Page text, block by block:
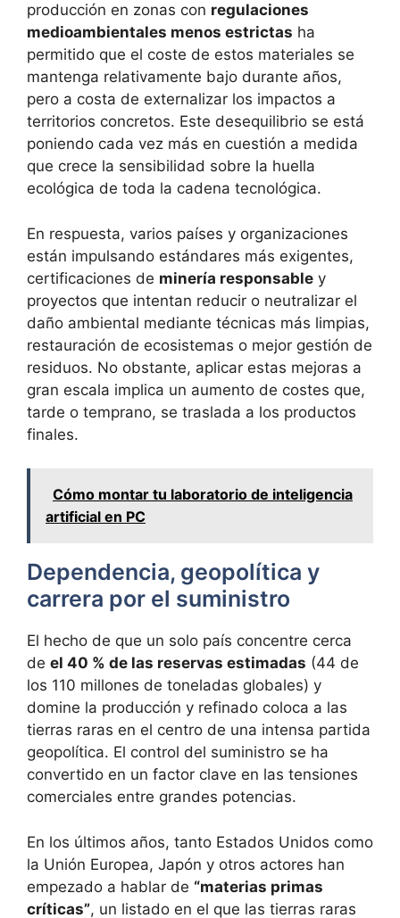
producción en zonas con regulaciones
medioambientales menos estrictas ha
permitido que el coste de estos materiales se
mantenga relativamente bajo durante años,
pero a costa de externalizar los impactos a
territorios concretos. Este desequilibrio se está
poniendo cada vez más en cuestión a medida
que crece la sensibilidad sobre la huella
ecológica de toda la cadena tecnológica.
En respuesta, varios países y organizaciones
están impulsando estándares más exigentes,
certificaciones de minería responsable y
proyectos que intentan reducir o neutralizar el
daño ambiental mediante técnicas más limpias,
restauración de ecosistemas o mejor gestión de
residuos. No obstante, aplicar estas mejoras a
gran escala implica un aumento de costes que,
tarde o temprano, se traslada a los productos
finales.
Cómo montar tu laboratorio de inteligencia
artificial en PC
Dependencia, geopolítica y
carrera por el suministro
El hecho de que un solo país concentre cerca
de el 40 % de las reservas estimadas (44 de
los 110 millones de toneladas globales) y
domine la producción y refinado coloca a las
tierras raras en el centro de una intensa partida
geopolítica. El control del suministro se ha
convertido en un factor clave en las tensiones
comerciales entre grandes potencias.
En los últimos años, tanto Estados Unidos como
la Unión Europea, Japón y otros actores han
empezado a hablar de “materias primas
críticas”, un listado en el que las tierras raras